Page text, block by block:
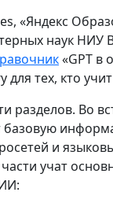
«Яндекс
наук НИУ
«GPT в
для тех, кто
разделов. Во
базовую
и
учат